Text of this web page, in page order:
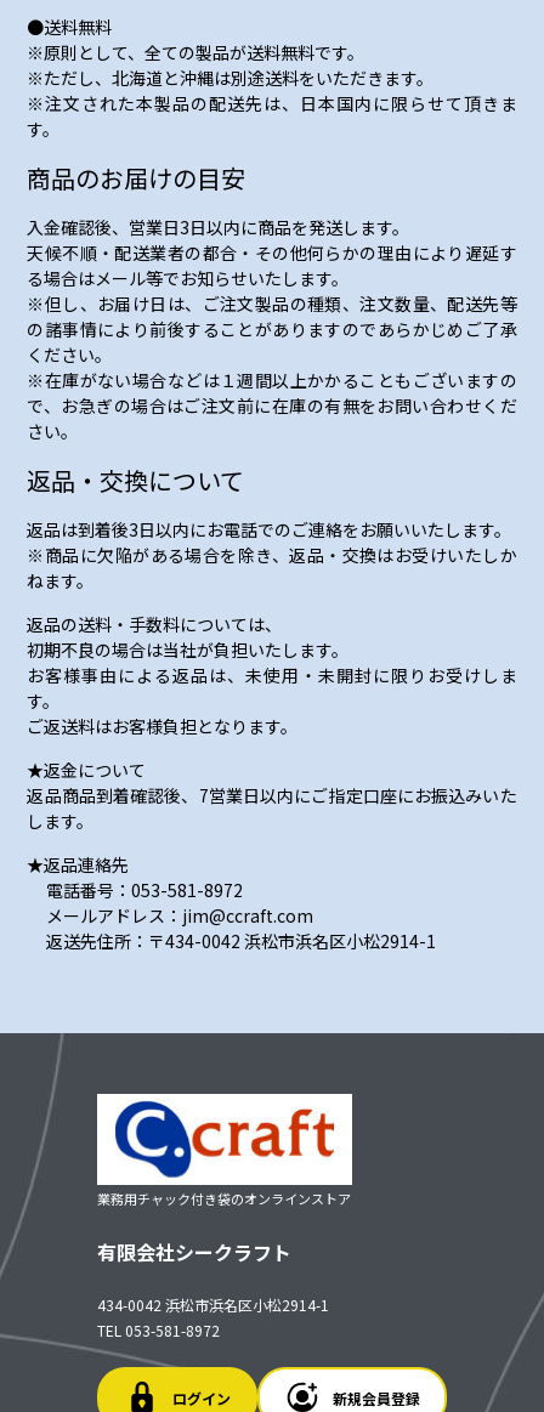
●送料無料
※原則として、全ての製品が送料無料です。
※ただし、北海道と沖縄は別途送料をいただきます。
※注文された本製品の配送先は、日本国内に限らせて頂きま
す。
商品のお届けの目安
入金確認後、営業日3日以内に商品を発送します。
天候不順・配送業者の都合・その他何らかの理由により遅延す
る場合はメール等でお知らせいたします。
※但し、お届け日は、ご注文製品の種類、注文数量、配送先等
の諸事情により前後することがありますのであらかじめご了承
ください。
※在庫がない場合などは１週間以上かかることもございますの
で、お急ぎの場合はご注文前に在庫の有無をお問い合わせくだ
さい。
返品・交換について
返品は到着後3日以内にお電話でのご連絡をお願いいたします。
※商品に欠陥がある場合を除き、返品・交換はお受けいたしか
ねます。
返品の送料・手数料については、
初期不良の場合は当社が負担いたします。
お客様事由による返品は、未使用・未開封に限りお受けしま
す。
ご返送料はお客様負担となります。
★返金について
返品商品到着確認後、7営業日以内にご指定口座にお振込みいた
します。
★返品連絡先
電話番号：053-581-8972
メールアドレス：jim@ccraft.com
返送先住所：〒434-0042 浜松市浜名区小松2914-1
業務用チャック付き袋のオンラインストア
有限会社シークラフト
434-0042 浜松市浜名区小松2914-1
TEL 053-581-8972
ログイン 新規会員登録